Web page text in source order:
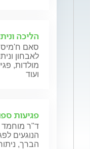
הליכה
סאם ח'מיס
לאבחון
מולדות,
ועוד
פגיעות
ד"ר מוחמד
הנוגעים
הברך,